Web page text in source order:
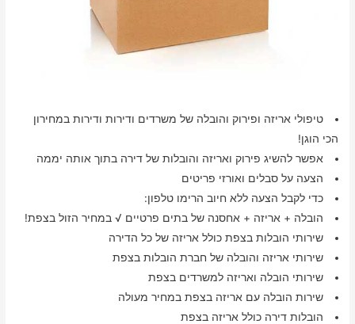
טיפולי אריזה ופירוק והובלה של משרדים ודירות ודירות במחירון
הכי הוגן!
אפשר להשיג פירוק ואריזה והובלות של דירה בתוך אותה יממה
הצעה על סבלים ואורזי פריטים
כדי לקבל הצעה ללא חיוב הרימו טלפון:
הובלה + אריזה + אחסנה של בתים פרטיים √ במחיר הזול בצפת!
שירותי הובלות בצפת כולל אריזה של כל הדירה
שירותי אריזה והובלה של חברת הובלות בצפת
שירותי הובלה ואריזה למשרדים בצפת
שירות הובלה עם אריזה בצפת במחיר מעולה
הובלות דירה כולל אריזה בצפת